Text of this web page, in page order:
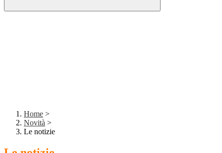
Home >
Novità >
Le notizie